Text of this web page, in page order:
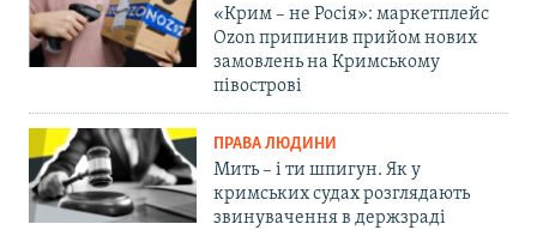
«Крим – не Росія»: маркетплейс
Ozon припинив прийом нових
замовлень на Кримському
півострові
ПРАВА ЛЮДИНИ
Мить – і ти шпигун. Як у
кримських судах розглядають
звинувачення в держзраді